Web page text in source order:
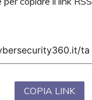
COPIA LINK